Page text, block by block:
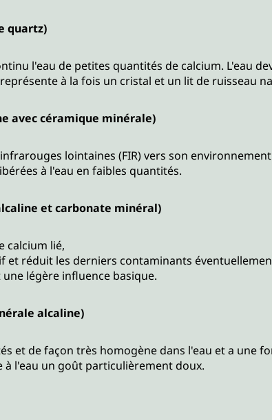
quartz)
l'eau de petites quantités de calcium. L'eau
à la fois un cristal et un lit de ruisseau
avec céramique minérale)
lointaines (FIR) vers son
à l'eau en faibles quantités.
et carbonate minéral)
calcium lié,
et réduit les derniers contaminants
légère influence basique.
alcaline)
et de façon très homogène dans l'eau et a une
l'eau un goût particulièrement doux.